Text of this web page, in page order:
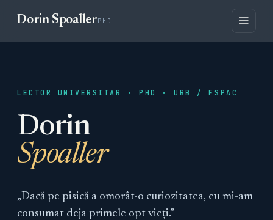
Dorin SpoallerPHD
LECTOR UNIVERSITAR · PHD · UBB / FSPAC
Dorin
Spoaller
„Dacă pe pisică a omorât-o curiozitatea, eu mi-am
consumat deja primele opt vieți.”